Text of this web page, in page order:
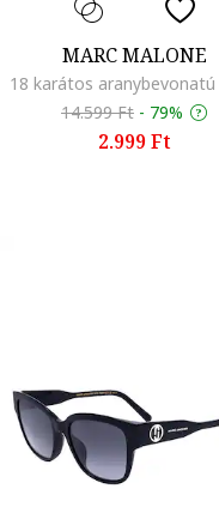
MARC MALONE
14.599 Ft - 79%
2.999 Ft